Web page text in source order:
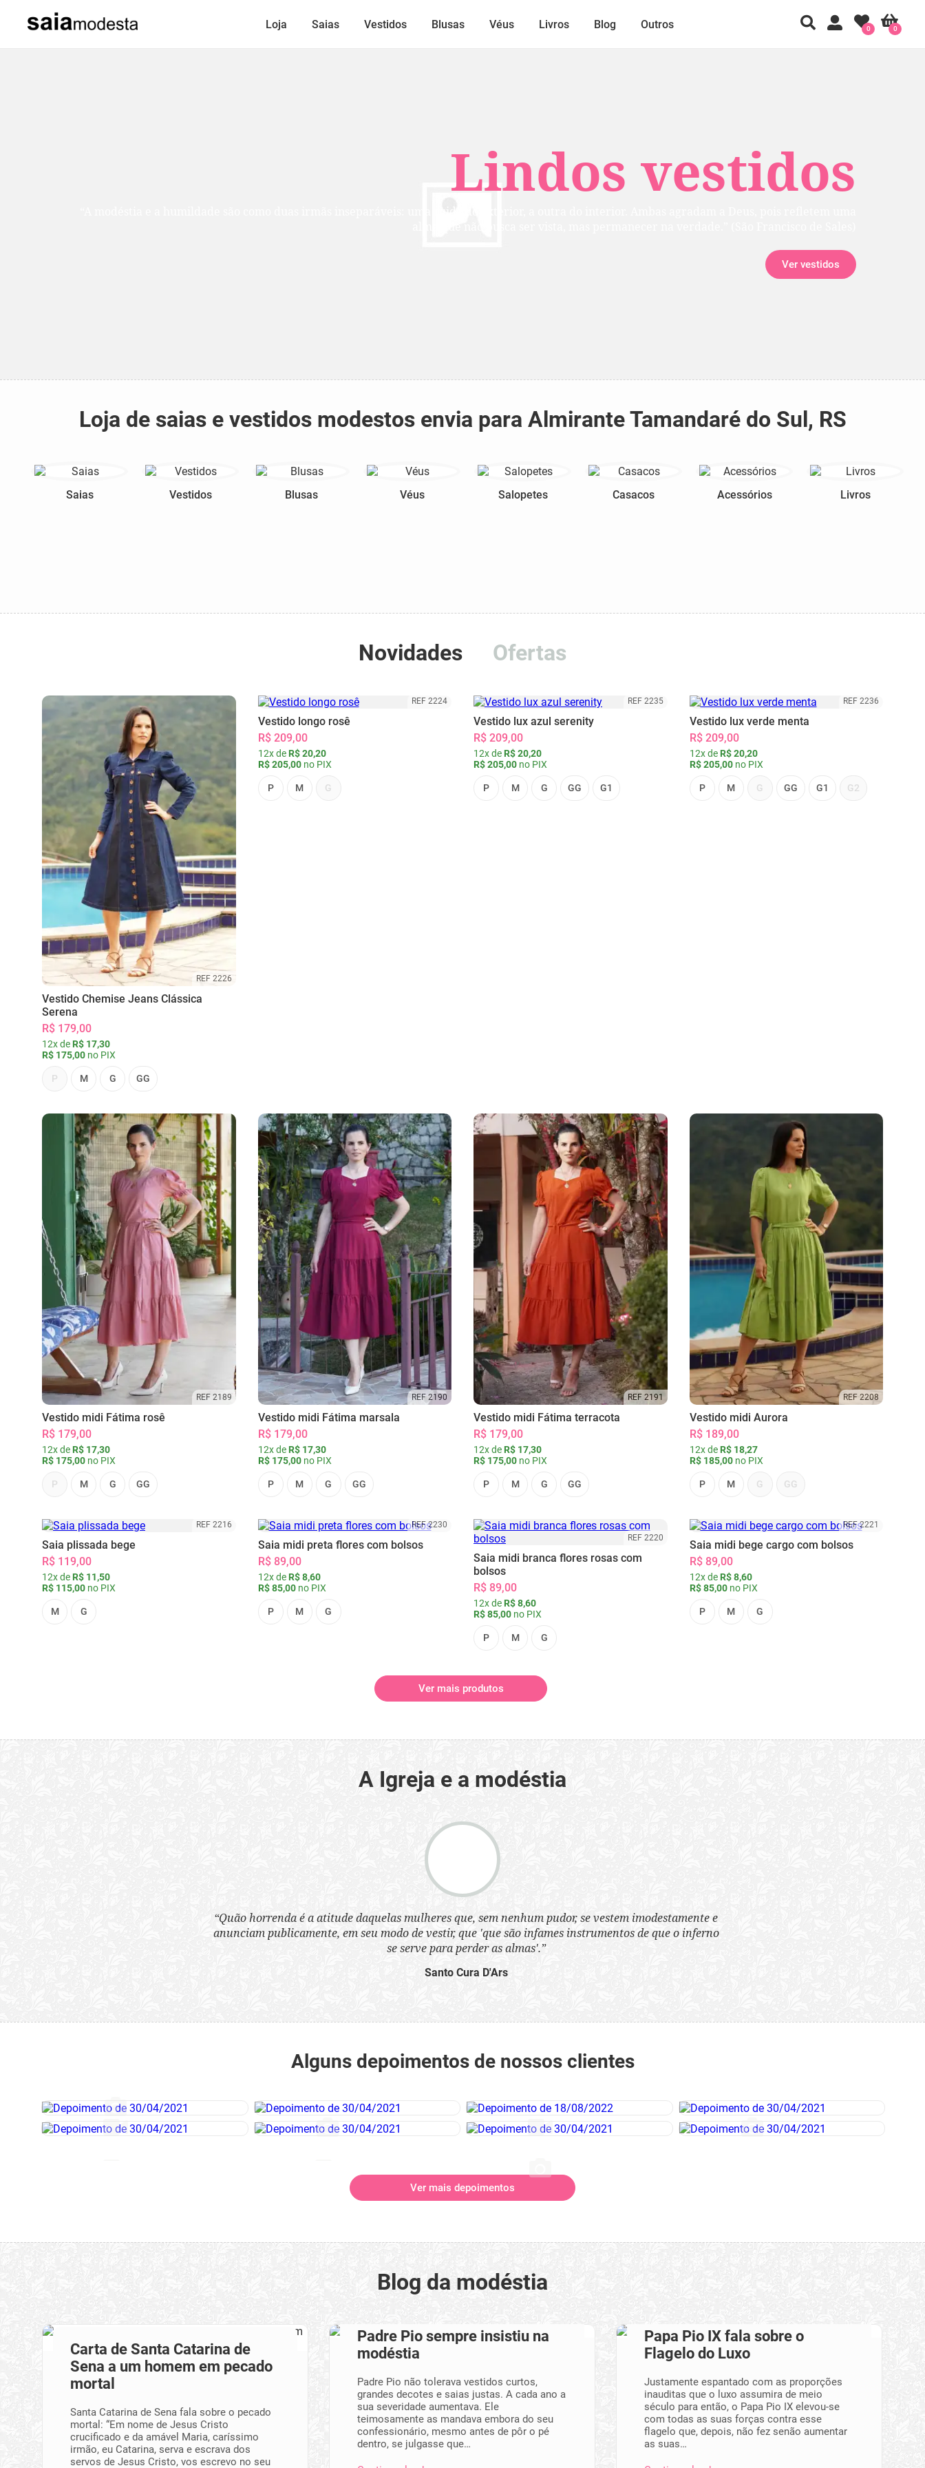
Lindos vestidos
Ver vestidos
Loja Saias Vestidos Blusas Véus Livros Blog Outros 0
0
Loja de saias e vestidos modestos envia para Almirante Tamandaré do Sul, RS
Saias Vestidos Blusas Véus Salopetes Casacos Acessórios Livros
Novidades Ofertas
REF 2226
Vestido Chemise Jeans Clássica
Serena
R$ 179,00
12x de R$ 17,30
R$ 175,00 no PIX
P M G GG
REF 2224
Vestido longo rosê
R$ 209,00
12x de R$ 20,20
R$ 205,00no PIX
P M G
REF 2235
Vestido lux azul serenity
R$ 209,00
12x de R$ 20,20
R$ 205,00 no PIX
P M G GG G1
REF 2236
Vestido lux verde menta
R$ 209,00
12x de R$ 20,20
R$ 205,00no PIX
P M G GG G1 G2
REF 2189
Vestido midi Fátima rosê
R$ 179,00
12x de R$ 17,30
R$ 175,00 no PIX
P M G GG
REF 2190
Vestido midi Fátima marsala
R$ 179,00
12x de R$ 17,30
R$ 175,00no PIX
P M G GG
REF 2191
Vestido midi Fátima terracota
R$ 179,00
12x de R$ 17,30
R$ 175,00 no PIX
P M G GG
REF 2208
Vestido midi Aurora
R$ 189,00
12x de R$ 18,27
R$ 185,00no PIX
P M G GG
REF 2216
Saia plissada bege
R$ 119,00
12x de R$ 11,50
R$ 115,00 no PIX
M G
REF 2230
Saia midi preta flores com bolsos
R$ 89,00
12x de R$ 8,60
R$ 85,00no PIX
P M G
REF 2220
Saia midi branca flores rosas com
bolsos
R$ 89,00
12x de R$ 8,60
R$ 85,00 no PIX
P M G
REF 2221
Saia midi bege cargo com bolsos
R$ 89,00
12x de R$ 8,60
R$ 85,00no PIX
P M G
Ver mais produtos
A Igreja e a modéstia
“Quão horrenda é a atitude daquelas mulheres que, sem nenhum pudor, se vestem imodestamente e
anunciam publicamente, em seu modo de vestir, que 'que são infames instrumentos de que o inferno
se serve para perder as almas'.”
Santo Cura D'Ars
Alguns depoimentos de nossos clientes
Ver mais depoimentos
Blog da modéstia
Carta de Santa Catarina de
Sena a um homem em pecado
mortal
Santa Catarina de Sena fala sobre o pecado
mortal: “Em nome de Jesus Cristo
crucificado e da amável Maria, caríssimo
irmão, eu Catarina, serva e escrava dos
servos de Jesus Cristo, vos escrevo no seu
Padre Pio sempre insistiu na
modéstia
Padre Pio não tolerava vestidos curtos,
grandes decotes e saias justas. A cada ano a
sua severidade aumentava. Ele
teimosamente as mandava embora do seu
confessionário, mesmo antes de pôr o pé
dentro, se julgasse que…
Papa Pio IX fala sobre o
Flagelo do Luxo
Justamente espantado com as proporções
inauditas que o luxo assumira de meio
século para então, o Papa Pio IX elevou-se
com todas as suas forças contra esse
flagelo que, depois, não fez senão aumentar
as suas…